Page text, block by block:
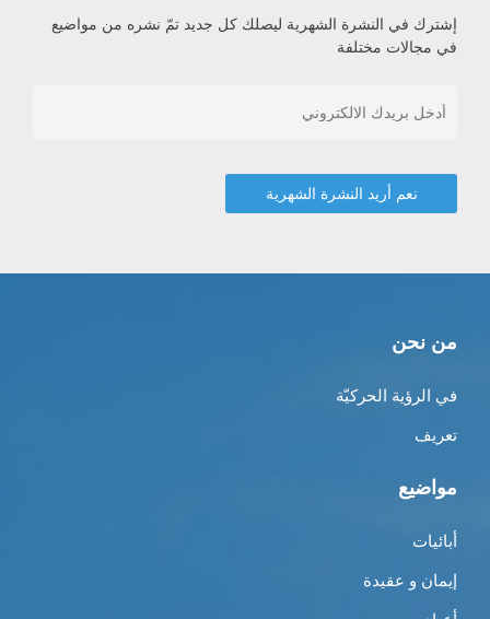
إشترك في النشرة الشهرية ليصلك كل جديد تمّ نشره من مواضيع
في مجالات مختلفة
من نحن
في الرؤية الحركيّة
تعريف
مواضيع
أبائيات
إيمان و عقيدة